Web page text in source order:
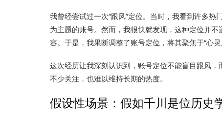
我曾经尝试过一次“跟风”定位。当时，我看到许多热
为主题的账号。然而，我很快就发现，这种定位并
容。于是，我果断调整了账号定位，将其聚焦于“心灵
这次经历让我深刻认识到，账号定位不能盲目跟风
不少关注，也难以维持长期的热度。
假设性场景：假如千川是位历史